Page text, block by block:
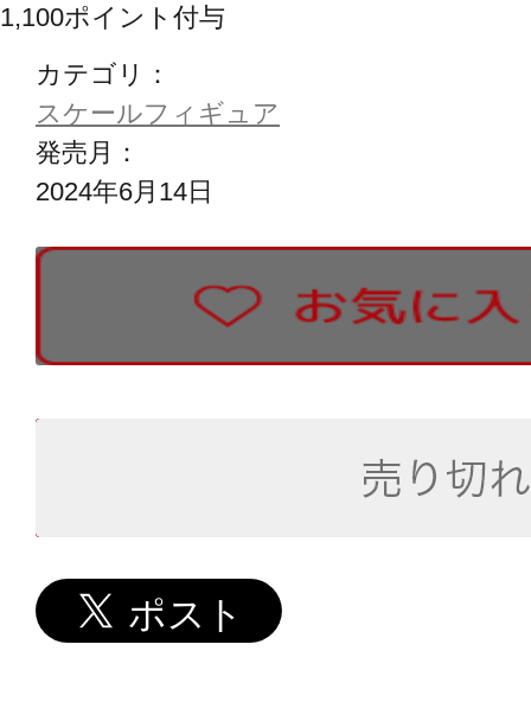
1,100ポイント付与
カテゴリ：
スケールフィギュア
発売月：
2024年6月14日